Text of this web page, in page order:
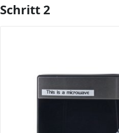
Kommentar hinzufügen
Schritt 2